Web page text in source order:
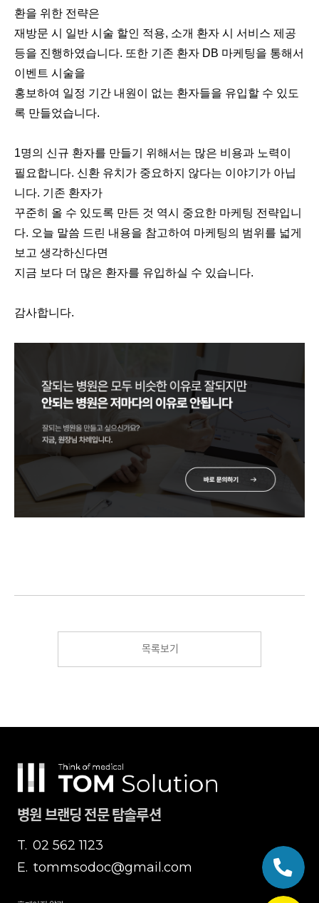
환을 위한 전략은
재방문 시 일반 시술 할인 적용, 소개 환자 시 서비스 제공
등을 진행하였습니다. 또한 기존 환자 DB 마케팅을 통해서
이벤트 시술을
홍보하여 일정 기간 내원이 없는 환자들을 유입할 수 있도
록 만들었습니다.
1명의 신규 환자를 만들기 위해서는 많은 비용과 노력이
필요합니다. 신환 유치가 중요하지 않다는 이야기가 아닙
니다. 기존 환자가
꾸준히 올 수 있도록 만든 것 역시 중요한 마케팅 전략입니
다. 오늘 말씀 드린 내용을 참고하여 마케팅의 범위를 넓게
보고 생각하신다면
지금 보다 더 많은 환자를 유입하실 수 있습니다.
감사합니다.
목록보기
병원 브랜딩 전문 탐솔루션
T. 02 562 1123
E. tommsodoc@gmail.com